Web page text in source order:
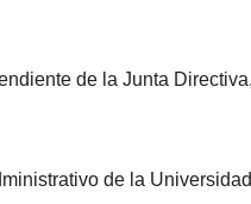
de la Junta Directiva,
de la Universidad